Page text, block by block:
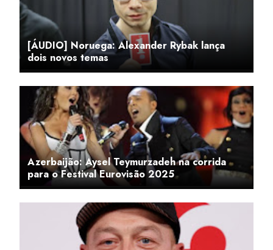
[ÁUDIO] Noruega: Alexander Rybak lança
dois novos temas
Azerbaijão: Aysel Teymurzadeh na corrida
para o Festival Eurovisão 2025